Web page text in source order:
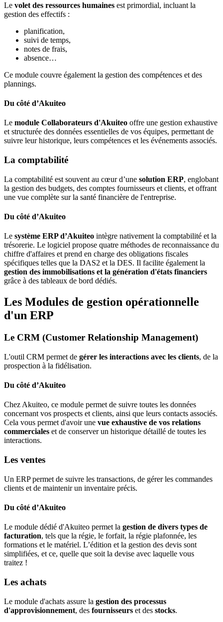
Le volet des ressources humaines est primordial, incluant la
gestion des effectifs :
planification,
suivi de temps,
notes de frais,
absence…
Ce module couvre également la gestion des compétences et des
plannings.
Du côté d’Akuiteo
Le module Collaborateurs d'Akuiteo offre une gestion exhaustive
et structurée des données essentielles de vos équipes, permettant de
suivre leur historique, leurs compétences et les événements associés.
La comptabilité
La comptabilité est souvent au cœur d’une solution ERP, englobant
la gestion des budgets, des comptes fournisseurs et clients, et offrant
une vue complète sur la santé financière de l'entreprise.
Du côté d’Akuiteo
Le système ERP d’Akuiteo intègre nativement la comptabilité et la
trésorerie. Le logiciel propose quatre méthodes de reconnaissance du
chiffre d'affaires et prend en charge des obligations fiscales
spécifiques telles que la DAS2 et la DES. Il facilite également la
gestion des immobilisations et la génération d'états financiers
grâce à des tableaux de bord dédiés.
Les Modules de gestion opérationnelle
d'un ERP
Le CRM (Customer Relationship Management)
L'outil CRM permet de gérer les interactions avec les clients, de la
prospection à la fidélisation.
Du côté d’Akuiteo
Chez Akuiteo, ce module permet de suivre toutes les données
concernant vos prospects et clients, ainsi que leurs contacts associés.
Cela vous permet d'avoir une vue exhaustive de vos relations
commerciales et de conserver un historique détaillé de toutes les
interactions.
Les ventes
Un ERP permet de suivre les transactions, de gérer les commandes
clients et de maintenir un inventaire précis.
Du côté d’Akuiteo
Le module dédié d'Akuiteo permet la gestion de divers types de
facturation, tels que la régie, le forfait, la régie plafonnée, les
formations et le matériel. L’édition et la gestion des devis sont
simplifiées, et ce, quelle que soit la devise avec laquelle vous
traitez !
Les achats
Le module d'achats assure la gestion des processus
d'approvisionnement, des fournisseurs et des stocks.